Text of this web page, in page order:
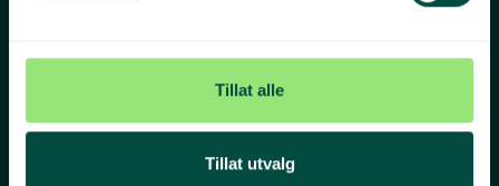
Tillat alle
Tillat utvalg
Organisasjonsnummer
977 075 521
Sosiale medier
Instagram
Linkedln